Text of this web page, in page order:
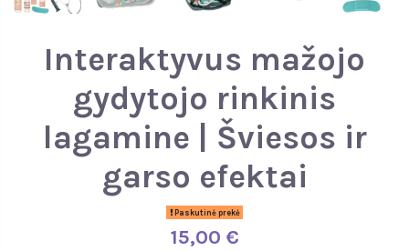
Interaktyvus mažojo
gydytojo rinkinis
lagamine | Šviesos ir
garso efektai
Paskutinė prekė
15,00 €